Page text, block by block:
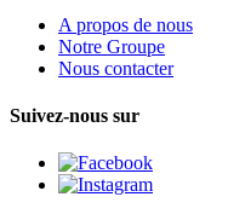
A propos de nous
Notre Groupe
Nous contacter
Suivez-nous sur